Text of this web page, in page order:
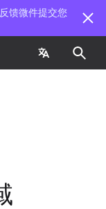
馈微件提交您